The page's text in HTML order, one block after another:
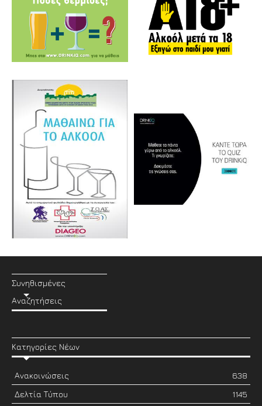
Συνηθισμένες
Αναζητήσεις
Κατηγορίες Νέων
Ανακοινώσεις
638
Δελτία Τύπου
1145